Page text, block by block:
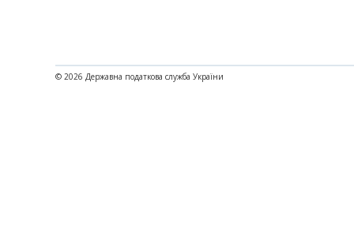
© 2026 Державна податкова служба України